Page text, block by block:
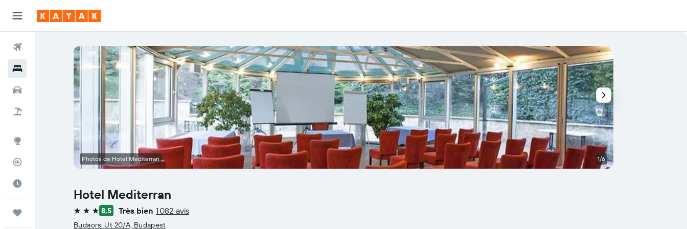
Suivi des vols
Hotel Mediterran
3 étoiles8,5 Très bien 1 082 avis
Budaorsi Ut 20/A, Budapest
Photos de Hotel Mediterran 1/6